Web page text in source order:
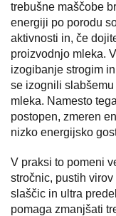
trebušne maščobe
energiji po porodu
aktivnosti in, če
proizvodnjo mleka.
izogibanje strogim
se izognili
mleka. Namesto
postopen, zmeren
nizko energijsko
V praksi to pomeni
stročnic, pustih
slaščic in ultra
pomaga zmanjšati